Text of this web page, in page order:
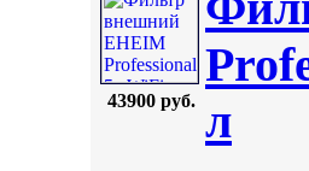
43900 руб. л